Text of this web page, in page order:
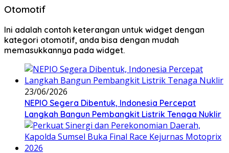
Otomotif
Ini adalah contoh keterangan untuk widget dengan
kategori otomotif, anda bisa dengan mudah
memasukkannya pada widget.
23/06/2026
NEPIO Segera Dibentuk, Indonesia Percepat
Langkah Bangun Pembangkit Listrik Tenaga Nuklir